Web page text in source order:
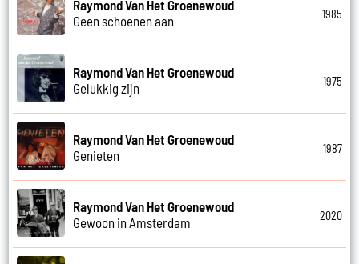
Raymond Van Het Groenewoud
Geen schoenen aan
1985
Raymond Van Het Groenewoud
Gelukkig zijn
1975
Raymond Van Het Groenewoud
Genieten
1987
Raymond Van Het Groenewoud
Gewoon in Amsterdam
2020